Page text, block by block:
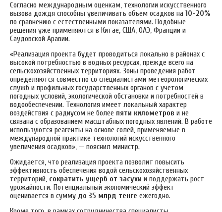
Согласно международным оценкам, технологии искусственного
вызова дождя способны увеличивать объем осадков на 10-20%
по сравнению с естественными показателями. Подобные
решения уже применяются в Китае, США, ОАЭ, Франции и
Саудовской Аравии.
«Реализация проекта будет проводиться локально в районах с
высокой потребностью в водных ресурсах, прежде всего на
сельскохозяйственных территориях. Зоны проведения работ
определяются совместно со специалистами метеорологических
служб и профильных государственных органов с учетом
погодных условий, экологической обстановки и потребностей в
водообеспечении. Технология имеет локальный характер
воздействия с радиусом не более пяти километров и не
связана с образованием масштабных погодных явлений. В работе
используются реагенты на основе солей, применяемые в
международной практике технологий искусственного
увеличения осадков», — пояснил министр.
Ожидается, что реализация проекта позволит повысить
эффективность обеспечения водой сельскохозяйственных
территорий, сократить ущерб от засухи и поддержать рост
урожайности. Потенциальный экономический эффект
оценивается в сумму до 35 млрд тенге ежегодно.